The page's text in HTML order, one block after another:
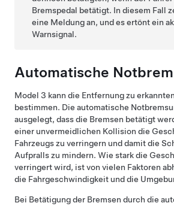
Bremspedal betätigt. In diesem Fall
eine Meldung an, und es ertönt ein
Warnsignal.
Automatische
Model 3 kann die Entfernung zu
bestimmen. Die automatische
ausgelegt, dass die Bremsen betätigt
einer unvermeidlichen Kollision die
Fahrzeugs zu verringern und damit die
Aufpralls zu mindern. Wie stark die
verringert wird, ist von vielen Faktoren
die Fahrgeschwindigkeit und die
Bei Betätigung der Bremsen durch die